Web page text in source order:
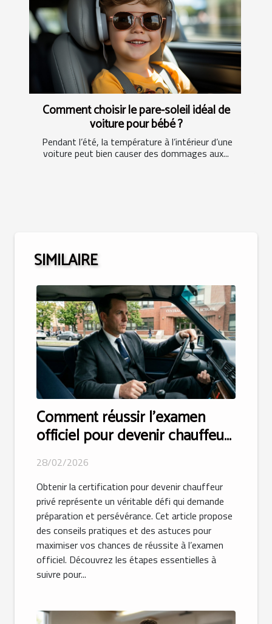
Comment choisir le pare-soleil idéal de
voiture pour bébé ?
Pendant l’été, la température à l’intérieur d’une
voiture peut bien causer des dommages aux...
SIMILAIRE
Comment réussir l'examen
officiel pour devenir chauffeur
privé ?
28/02/2026
Obtenir la certification pour devenir chauffeur
privé représente un véritable défi qui demande
préparation et persévérance. Cet article propose
des conseils pratiques et des astuces pour
maximiser vos chances de réussite à l’examen
officiel. Découvrez les étapes essentielles à
suivre pour...